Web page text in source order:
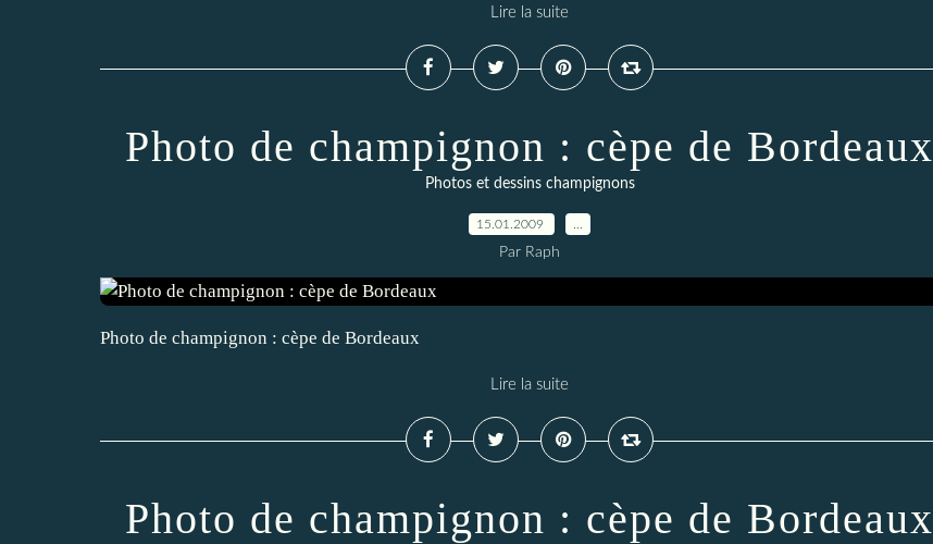
Lire la suite
Photo de champignon : cèpe de Bordeaux
Photos et dessins champignons
15.01.2009
Par Raph
Photo de champignon : cèpe de Bordeaux
Lire la suite
Photo de champignon : cèpe de Bordeaux